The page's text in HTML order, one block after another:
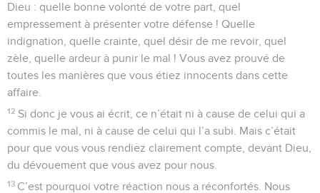
Dieu : quelle bonne volonté de votre part, quel
empressement à présenter votre défense ! Quelle
indignation, quelle crainte, quel désir de me revoir, quel
zèle, quelle ardeur à punir le mal ! Vous avez prouvé de
toutes les manières que vous étiez innocents dans cette
affaire.
12 Si donc je vous ai écrit, ce n’était ni à cause de celui qui a
commis le mal, ni à cause de celui qui l’a subi. Mais c’était
pour que vous vous rendiez clairement compte, devant Dieu,
du dévouement que vous avez pour nous.
13 C’est pourquoi votre réaction nous a réconfortés. Nous